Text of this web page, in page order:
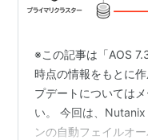
※この記事は「AOS
時点の情報をもとに
プデートについては
い。 今回は、
ンの自動フェイルオ